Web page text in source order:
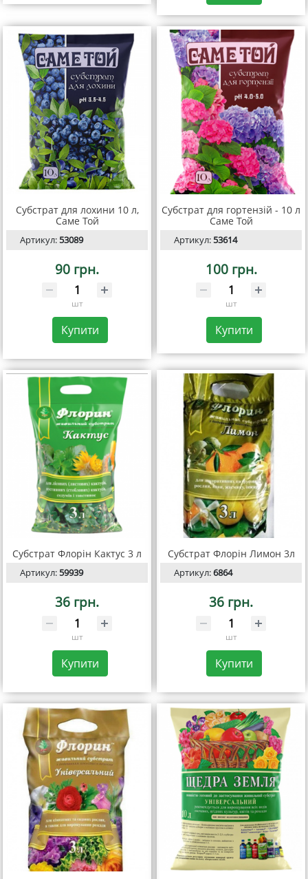
Субстрат для лохини 10 л,
Саме Той
Артикул:53089
90 грн.
шт
Купити
Субстрат для гортензій - 10 л
Саме Той
Артикул:53614
100 грн.
шт
Купити
Субстрат Флорін Кактус 3 л
Артикул:59939
36 грн.
шт
Купити
Субстрат Флорін Лимон 3л
Артикул:6864
36 грн.
шт
Купити